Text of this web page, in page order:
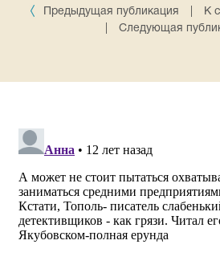
Предыдущая публикация
К
Следующая